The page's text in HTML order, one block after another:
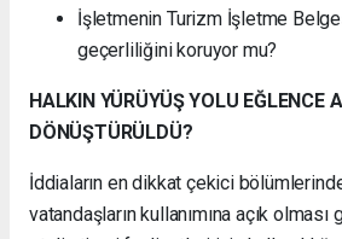
İşletmenin Turizm İşletme
geçerliliğini koruyor mu?
HALKIN YÜRÜYÜŞ YOLU EĞLENCE
DÖNÜŞTÜRÜLDÜ?
İddiaların en dikkat çekici
vatandaşların kullanımına açık olması